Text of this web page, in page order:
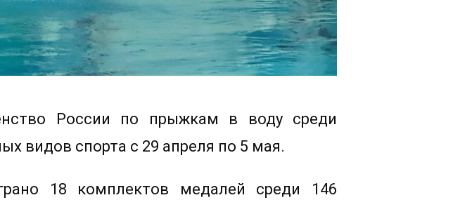
России по прыжкам в воду среди
видов спорта с 29 апреля по 5 мая.
18 комплектов медалей среди 146